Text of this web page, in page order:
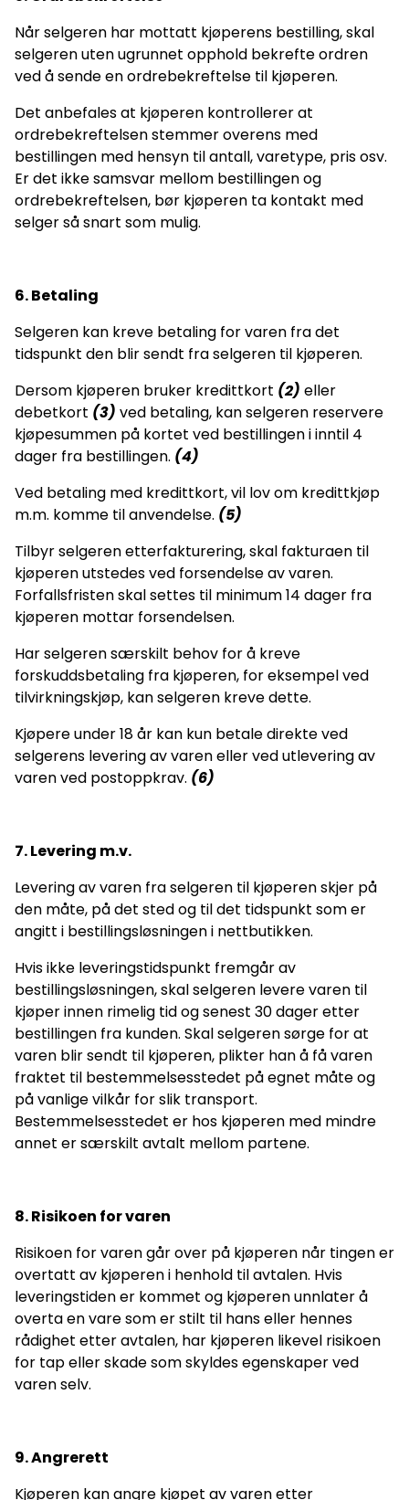
Når selgeren har mottatt kjøperens bestilling, skal
selgeren uten ugrunnet opphold bekrefte ordren
ved å sende en ordrebekreftelse til kjøperen.
Det anbefales at kjøperen kontrollerer at
ordrebekreftelsen stemmer overens med
bestillingen med hensyn til antall, varetype, pris osv.
Er det ikke samsvar mellom bestillingen og
ordrebekreftelsen, bør kjøperen ta kontakt med
selger så snart som mulig.
6. Betaling
Selgeren kan kreve betaling for varen fra det
tidspunkt den blir sendt fra selgeren til kjøperen.
Dersom kjøperen bruker kredittkort (2) eller
debetkort (3) ved betaling, kan selgeren reservere
kjøpesummen på kortet ved bestillingen i inntil 4
dager fra bestillingen. (4)
Ved betaling med kredittkort, vil lov om kredittkjøp
m.m. komme til anvendelse. (5)
Tilbyr selgeren etterfakturering, skal fakturaen til
kjøperen utstedes ved forsendelse av varen.
Forfallsfristen skal settes til minimum 14 dager fra
kjøperen mottar forsendelsen.
Har selgeren særskilt behov for å kreve
forskuddsbetaling fra kjøperen, for eksempel ved
tilvirkningskjøp, kan selgeren kreve dette.
Kjøpere under 18 år kan kun betale direkte ved
selgerens levering av varen eller ved utlevering av
varen ved postoppkrav. (6)
7. Levering m.v.
Levering av varen fra selgeren til kjøperen skjer på
den måte, på det sted og til det tidspunkt som er
angitt i bestillingsløsningen i nettbutikken.
Hvis ikke leveringstidspunkt fremgår av
bestillingsløsningen, skal selgeren levere varen til
kjøper innen rimelig tid og senest 30 dager etter
bestillingen fra kunden. Skal selgeren sørge for at
varen blir sendt til kjøperen, plikter han å få varen
fraktet til bestemmelsesstedet på egnet måte og
på vanlige vilkår for slik transport.
Bestemmelsesstedet er hos kjøperen med mindre
annet er særskilt avtalt mellom partene.
8. Risikoen for varen
Risikoen for varen går over på kjøperen når tingen er
overtatt av kjøperen i henhold til avtalen. Hvis
leveringstiden er kommet og kjøperen unnlater å
overta en vare som er stilt til hans eller hennes
rådighet etter avtalen, har kjøperen likevel risikoen
for tap eller skade som skyldes egenskaper ved
varen selv.
9. Angrerett
Kjøperen kan angre kjøpet av varen etter